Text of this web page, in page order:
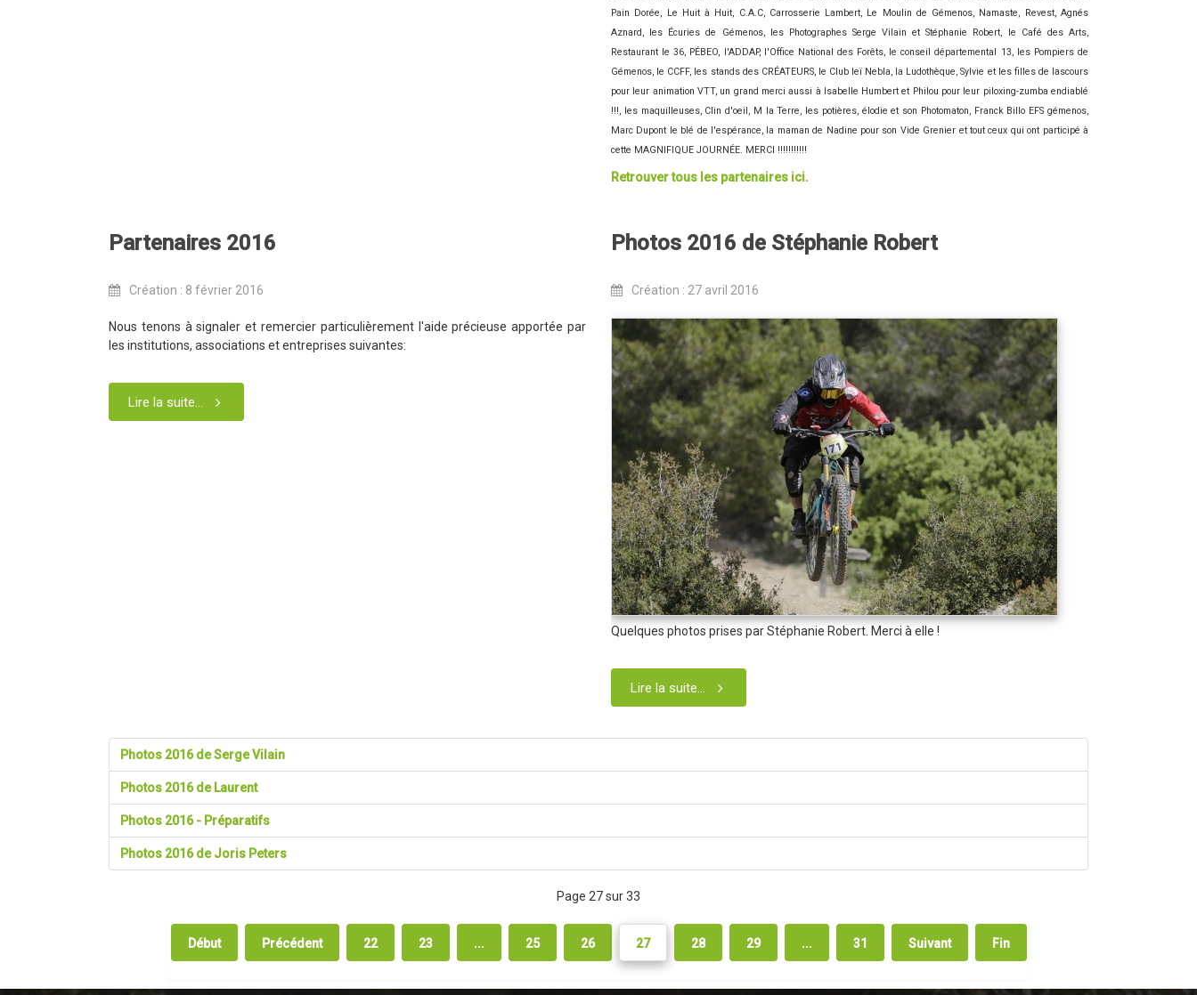
Pain Dorée, Le Huit à Huit, C.A.C, Carrosserie Lambert, Le Moulin de Gémenos, Namaste, Revest, Agnés
Aznard, les Écuries de Gémenos, les Photographes Serge Vilain et Stéphanie Robert, le Café des Arts,
Restaurant le 36, PÉBEO, l'ADDAP, l'Office National des Forêts, le conseil départemental 13, les Pompiers de
Gémenos, le CCFF, les stands des CRÉATEURS, le Club leï Nebla, la Ludothèque, Sylvie et les filles de lascours
pour leur animation VTT, un grand merci aussi à Isabelle Humbert et Philou pour leur piloxing-zumba endiablé
!!!, les maquilleuses, Clin d'oeil, M la Terre, les potières, élodie et son Photomaton, Franck Billo EFS gémenos,
Marc Dupont le blé de l'espérance, la maman de Nadine pour son Vide Grenier et tout ceux qui ont participé à
cette MAGNIFIQUE JOURNÉE. MERCI !!!!!!!!!!!
Retrouver tous les partenaires ici.
Partenaires 2016
Création : 8 février 2016
Nous tenons à signaler et remercier particulièrement l'aide précieuse apportée par
les institutions, associations et entreprises suivantes:
Lire la suite...
Photos 2016 de Stéphanie Robert
Création : 27 avril 2016
Quelques photos prises par Stéphanie Robert. Merci à elle !
Lire la suite...
Photos 2016 de Serge Vilain
Photos 2016 de Laurent
Photos 2016 - Préparatifs
Photos 2016 de Joris Peters
Page 27 sur 33
Début Précédent 22 23 ... 25 26 27 28 29 ... 31 Suivant Fin